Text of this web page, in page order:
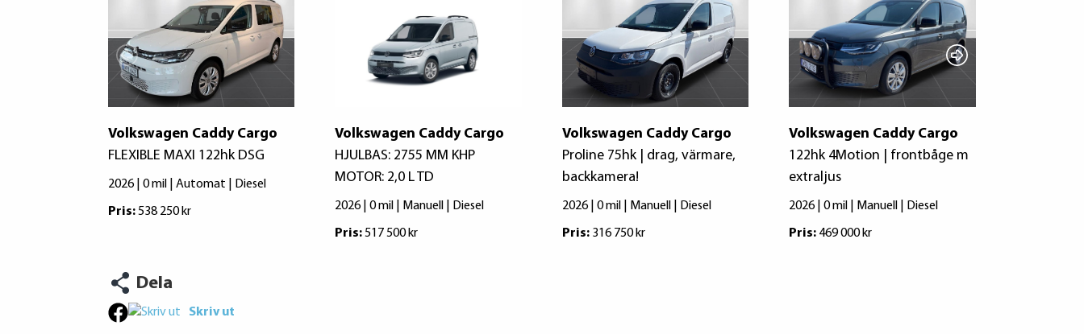
Volkswagen Caddy Cargo
FLEXIBLE MAXI 122hk DSG
2026 | 0 mil | Automat | Diesel
Pris:538 250 kr
Volkswagen Caddy Cargo
HJULBAS: 2755 MM KHP
MOTOR: 2,0 L TD
2026 | 0 mil | Manuell | Diesel
Pris:517 500 kr
Volkswagen Caddy Cargo
Proline 75hk | drag, värmare,
backkamera!
2026 | 0 mil | Manuell | Diesel
Pris:316 750 kr
Volkswagen Caddy Cargo
122hk 4Motion | frontbåge m
extraljus
2026 | 0 mil | Manuell | Diesel
Pris: 469 000 kr
Dela
Skriv ut